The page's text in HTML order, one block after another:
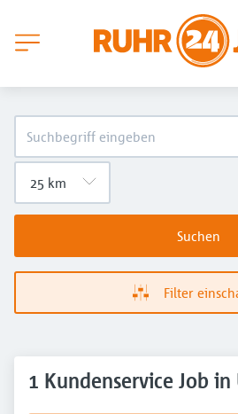
Suchen
Filter
1 Kundenservice Job in